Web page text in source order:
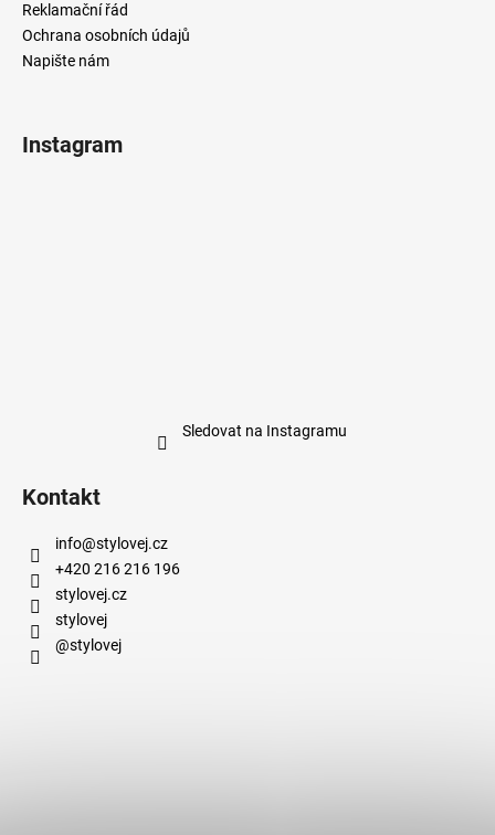
Reklamační řád
Ochrana osobních údajů
Napište nám
Instagram
Sledovat na Instagramu
Kontakt
info@stylovej.cz
+420 216 216 196
stylovej.cz
stylovej
@stylovej